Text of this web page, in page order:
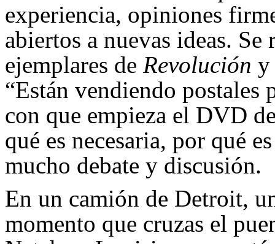
experiencia, opiniones
abiertos a nuevas ideas. Se
ejemplares de Revolución y
“Están vendiendo postales
con que empieza el DVD
qué es necesaria, por qué
mucho debate y discusión.
En un camión de Detroit,
momento que cruzas el